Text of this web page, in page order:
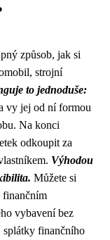
způsob, jak si
strojní
to jednoduše:
vy jej od ní formou
Na konci
odkoupit za
Výhodou
Můžete si
finančním
vybavení bez
splátky finančního